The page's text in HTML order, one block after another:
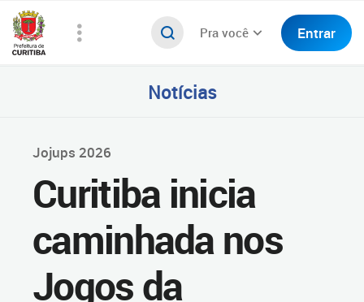
Pra você Entrar
Notícias
Jojups 2026
Curitiba inicia
caminhada nos
Jogos da